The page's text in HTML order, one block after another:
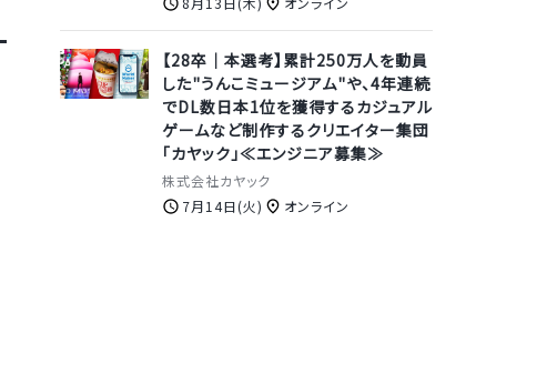
【28卒｜本選考】累計250万人を動員
した"うんこミュージアム"や、4年連続
でDL数日本1位を獲得するカジュアル
ゲームなど制作するクリエイター集団
「カヤック」≪エンジニア募集≫
株式会社カヤック
7月14日(火)
オンライン